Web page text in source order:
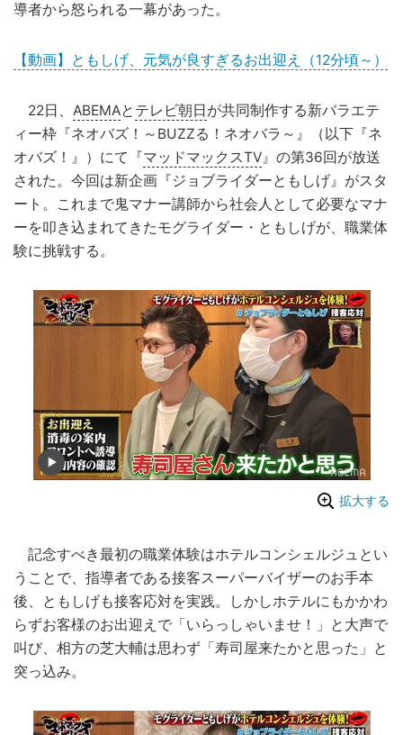
導者から怒られる一幕があった。
【動画】ともしげ、元気が良すぎるお出迎え（12分頃～）
22日、 ABEMAと テレビ朝日が共同制作する新バラエテ
ィー枠『ネオバズ！～BUZZる！ネオバラ～』（以下『ネ
オバズ！』）にて『マッドマックスTV』の第36回が放送
された。今回は新企画『ジョブライダーともしげ』がスタ
ート。これまで鬼マナー講師から社会人として必要なマナ
ーを叩き込まれてきたモグライダー・ともしげが、職業体
験に挑戦する。
拡大する
記念すべき最初の職業体験はホテルコンシェルジュとい
うことで、指導者である接客スーパーバイザーのお手本
後、ともしげも接客応対を実践。しかしホテルにもかかわ
らずお客様のお出迎えで「いらっしゃいませ！」と大声で
叫び、相方の芝大輔は思わず「寿司屋来たかと思った」と
突っ込み。